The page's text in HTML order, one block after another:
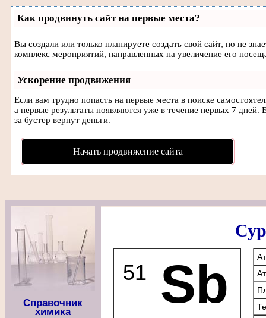
Как продвинуть сайт на первые места?
Вы создали или только планируете создать свой сайт, но не
комплекс мероприятий, направленных на увеличение его
Ускорение продвижения
Если вам трудно попасть на первые места в поиске
а первые результаты появляются уже в течение первых 7
за бустер вернут деньги.
Начать продвижение сайта
Справочник
химика
51 Sb